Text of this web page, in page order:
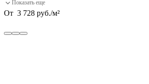
От 3 728 руб./м²